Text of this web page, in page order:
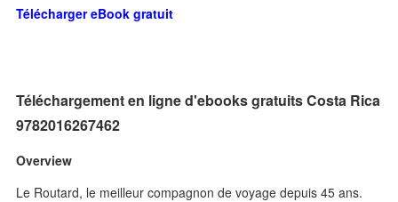
Télécharger eBook gratuit
Téléchargement en ligne d'ebooks gratuits Costa Rica
9782016267462
Overview
Le Routard, le meilleur compagnon de voyage depuis 45 ans.